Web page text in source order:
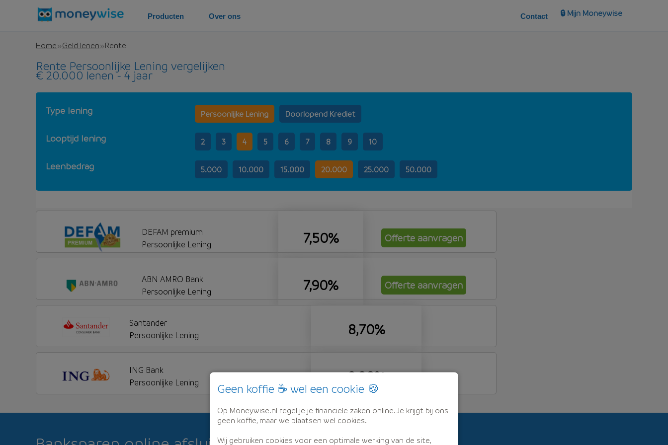
Home Geld lenen Rente
Rente Persoonlijke Lening vergelijken
€ 20.000 lenen - 4 jaar
Type lening Persoonlijke Lening Doorlopend Krediet
Looptijd lening 2 3 4 5 6 7 8 9 10
Leenbedrag 5.000 10.000 15.000 20.000 25.000 50.000
DEFAM premium
Persoonlijke Lening
7,50% Offerte aanvragen
ABN AMRO Bank
Persoonlijke Lening
7,90% Offerte aanvragen
Santander
Persoonlijke Lening
8,70%
ING Bank
Persoonlijke Lening
9,00%
Producten Over ons Contact 🔒 Mijn Moneywise
Geen koffie ☕ wel een cookie 🍪
Op Moneywise.nl regel je je financiële zaken online. Je krijgt bij ons
geen koffie, maar we plaatsen wel cookies.
Wij gebruiken cookies voor een optimale werking van de site,